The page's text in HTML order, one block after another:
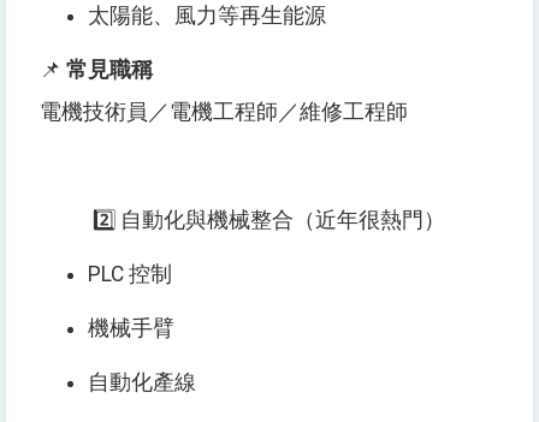
太陽能、風力等再生能源
📌 常見職稱
電機技術員／電機工程師／維修工程師
2️⃣ 自動化與機械整合（近年很熱門）
PLC 控制
機械手臂
自動化產線